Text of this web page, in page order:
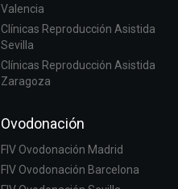
Valencia
Clínicas Reproducción Asistida
Sevilla
Clínicas Reproducción Asistida
Zaragoza
Ovodonación
FIV Ovodonación Madrid
FIV Ovodonación Barcelona